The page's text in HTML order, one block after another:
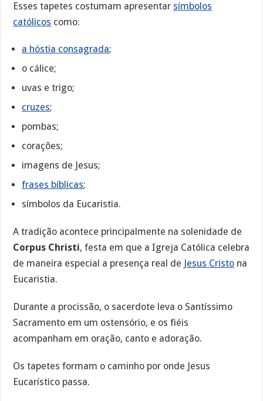
Esses tapetes costumam apresentar símbolos
católicos como:
a hóstia consagrada;
o cálice;
uvas e trigo;
cruzes;
pombas;
corações;
imagens de Jesus;
frases bíblicas;
símbolos da Eucaristia.
A tradição acontece principalmente na solenidade de
Corpus Christi, festa em que a Igreja Católica celebra
de maneira especial a presença real de Jesus Cristo na
Eucaristia.
Durante a procissão, o sacerdote leva o Santíssimo
Sacramento em um ostensório, e os fiéis
acompanham em oração, canto e adoração.
Os tapetes formam o caminho por onde Jesus
Eucarístico passa.